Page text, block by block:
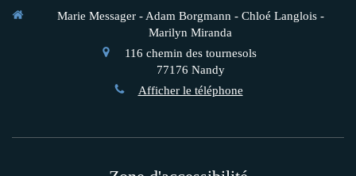
Marie Messager - Adam Borgmann - Chloé Langlois -
Marilyn Miranda
116 chemin des tournesols
77176 Nandy
Afficher le téléphone